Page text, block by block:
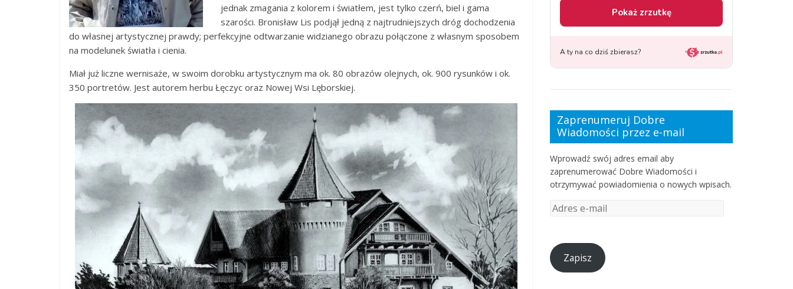
jednak zmagania z kolorem i światłem, jest tylko czerń, biel i gama
szarości. Bronisław Lis podjął jedną z najtrudniejszych dróg dochodzenia
do własnej artystycznej prawdy; perfekcyjne odtwarzanie widzianego obrazu połączone z własnym sposobem
na modelunek światła i cienia.
Miał już liczne wernisaże, w swoim dorobku artystycznym ma ok. 80 obrazów olejnych, ok. 900 rysunków i ok.
350 portretów. Jest autorem herbu Łęczyc oraz Nowej Wsi Lęborskiej.
Zaprenumeruj Dobre
Wiadomości przez e-mail
Wprowadź swój adres email aby
zaprenumerować Dobre Wiadomości i
otrzymywać powiadomienia o nowych wpisach.
Zapisz